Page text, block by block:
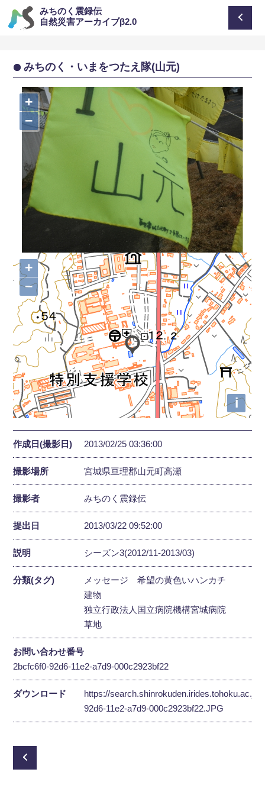
みちのく震録伝
自然災害アーカイブβ2.0
みちのく・いまをつたえ隊(山元)
+
−
+
−
i
作成日(撮影日) 2013/02/25 03:36:00
撮影場所 宮城県亘理郡山元町高瀬
撮影者 みちのく震録伝
提出日 2013/03/22 09:52:00
説明 シーズン3(2012/11-2013/03)
分類(タグ) メッセージ
希望の黄色いハンカチ
建物
独立行政法人国立病院機構宮城病院
草地
お問い合わせ番号
2bcfc6f0-92d6-11e2-a7d9-000c2923bf22
ダウンロード
https://
92d6-11e2-a7d9-000c2923bf22.JPG